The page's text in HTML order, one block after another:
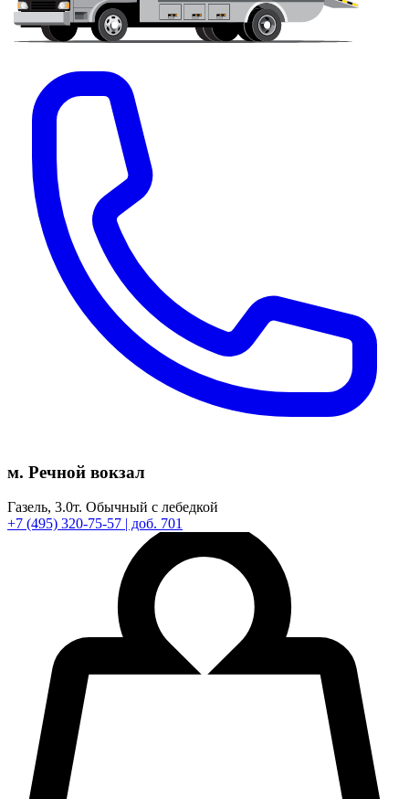
м. Речной вокзал
Газель, 3.0т. Обычный с лебедкой
+7 (495) 320-75-57 | доб. 701